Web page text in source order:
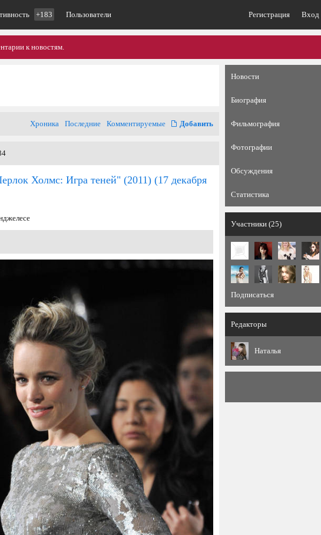
+183 Пользователи Регистрация Вход
к новостям.
Хроника Последние Комментируемые Добавить
Холмс: Игра теней" (2011) (17 декабря
Новости
Биография
Фильмография
Фотографии
Обсуждения
Статистика
Участники (25)
Подписаться
Редакторы
Наталья